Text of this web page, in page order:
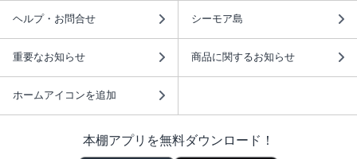
ヘルプ・お問合せ シーモア島
重要なお知らせ 商品に関するお知らせ
ホームアイコンを追加
本棚アプリを無料ダウンロード！